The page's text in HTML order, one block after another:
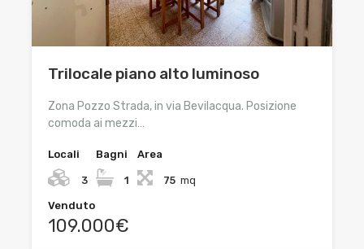
Trilocale piano alto luminoso
Zona Pozzo Strada, in via Bevilacqua. Posizione
comoda ai mezzi…
Locali
3
Bagni
1
Area
75 mq
Venduto
109.000€